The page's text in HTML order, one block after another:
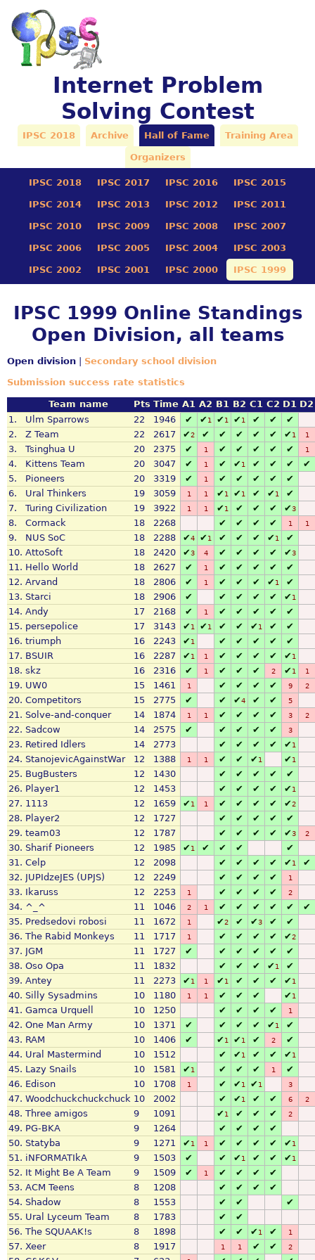
Internet Problem
Solving Contest
IPSC 2018 Archive Hall of Fame Training Area
Organizers
IPSC 2018 IPSC 2017 IPSC 2016 IPSC 2015
IPSC 2014 IPSC 2013 IPSC 2012 IPSC 2011
IPSC 2010 IPSC 2009 IPSC 2008 IPSC 2007
IPSC 2006 IPSC 2005 IPSC 2004 IPSC 2003
IPSC 2002 IPSC 2001 IPSC 2000 IPSC 1999
IPSC 1999 Online Standings
Open Division, all teams
Open division
Secondary school division
Submission success rate statistics
Team name Pts Time A1 A2 B1 B2 C1 C2 D1 D2
1.
Ulm Sparrows 22 1946 ✔ ✔1 ✔1 ✔1 ✔ ✔
✔
2.
Z Team 22 2617 ✔2 ✔ ✔ ✔ ✔ ✔ ✔1 1
3. Tsinghua U 20 2375 ✔ 1 ✔ ✔ ✔ ✔ ✔ 1
4. Kittens Team 20 3047 ✔ 1 ✔ ✔1 ✔ ✔ ✔
✔
5.
Pioneers 20 3319 ✔ 1 ✔ ✔ ✔ ✔
✔
6.
Ural Thinkers 19 3059 1 1 ✔1 ✔1 ✔ ✔1
✔
7.
Turing Civilization 19 3922 1 1 ✔1 ✔ ✔ ✔ ✔3
8. Cormack 18 2268 ✔ ✔ ✔ ✔ 1 1
9. NUS SoC 18 2288 ✔4 ✔1 ✔ ✔ ✔ ✔1
✔
10. AttoSoft 18 2420 ✔3 4 ✔ ✔ ✔ ✔ ✔3
11. Hello World 18 2627 ✔ 1 ✔ ✔ ✔ ✔
✔
12. Arvand 18 2806 ✔ 1 ✔ ✔ ✔ ✔1
✔
13. Starci 18 2906 ✔ ✔ ✔ ✔ ✔ ✔1
14. Andy 17 2168 ✔ 1 ✔ ✔ ✔ ✔
✔
15. persepolice 17 3143 ✔1 ✔1 ✔ ✔ ✔1 ✔
✔
16. triumph 16 2243 ✔1 ✔ ✔ ✔ ✔
✔
17. BSUIR 16 2287 ✔1 1 ✔ ✔ ✔ ✔ ✔1
18. skz 16 2316 ✔ 1 ✔ ✔ ✔ 2 ✔1 1
19. UW0 15 1461 1 ✔ ✔ ✔ ✔ 9 2
20. Competitors 15 2775 ✔ ✔ ✔4 ✔ ✔ 5
21. Solve-and-conquer 14 1874 1 1 ✔ ✔ ✔ ✔ 3 2
22. Sadcow 14 2575 ✔ ✔ ✔ ✔ ✔ 3
23. Retired Idlers 14 2773 ✔ ✔ ✔ ✔ ✔1
24. StanojevicAgainstWar 12 1388 1 1 ✔ ✔ ✔1 ✔1
25. BugBusters 12 1430 ✔ ✔ ✔ ✔
✔
26. Player1 12 1453 ✔ ✔ ✔ ✔ ✔1
27. 1113 12 1659 ✔1 1 ✔ ✔ ✔ ✔ ✔2
28. Player2 12 1727 ✔ ✔ ✔ ✔
✔
29. team03 12 1787 ✔ ✔ ✔ ✔ ✔3 2
30. Sharif Pioneers 12 1985 ✔1 ✔ ✔ ✔
✔
31. Celp 12 2098 ✔ ✔ ✔ ✔ ✔1
✔
32. JUPIdzeJES (UPJS) 12 2249 ✔ ✔ ✔ ✔ 1
33. Ikaruss 12 2253 1 ✔ ✔ ✔ ✔ 2
34. ^_^ 11 1046 2 1 ✔ ✔ ✔ ✔ ✔
✔
35. Predsedovi robosi 11 1672 1 ✔2 ✔ ✔3 ✔
✔
36. The Rabid Monkeys 11 1717 1 ✔ ✔ ✔ ✔ ✔2
37. JGM 11 1727 ✔ ✔ ✔ ✔ ✔
✔
38. Oso Opa 11 1832 ✔ ✔ ✔ ✔1
✔
39. Antey 11 2273 ✔1 1 ✔1 ✔ ✔ ✔ ✔1
40. Silly Sysadmins 10 1180 1 1 ✔ ✔ ✔ ✔1
41. Gamca Urquell 10 1250 ✔ ✔ ✔ ✔ 1
42. One Man Army 10 1371 ✔ ✔ ✔ ✔ ✔1
✔
43. RAM 10 1406 ✔ ✔1 ✔1 ✔ 2
✔
44. Ural Mastermind 10 1512 ✔ ✔1 ✔ ✔ ✔1
45. Lazy Snails 10 1581 ✔1 ✔ ✔ ✔ 1
✔
46. Edison 10 1708 1 ✔ ✔1 ✔1 3
47. Woodchuckchuckchuck 10 2002 ✔ ✔1 ✔ ✔ 6 2
48. Three amigos 9 1091 ✔1 ✔ ✔ ✔ 2
49. PG-BKA 9 1264 ✔ ✔ ✔
✔
50. Statyba 9 1271 ✔1 1 ✔ ✔ ✔ ✔ ✔1
51. iNFORMATIkA 9 1503 ✔ ✔ ✔1 ✔ ✔ ✔1
52. It Might Be A Team 9 1509 ✔ 1 ✔ ✔ ✔
✔
53. ACM Teens 8 1208 ✔ ✔ ✔
✔
54. Shadow 8 1553 ✔ ✔
✔
55. Ural Lyceum Team 8 1783 ✔
✔
56. The SQUAAK!s 8 1898 ✔ ✔ ✔1 ✔ 1
57. Xeer 8 1917 1 1 ✔ ✔ 2